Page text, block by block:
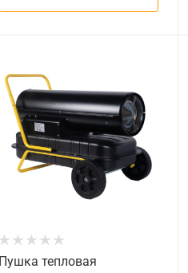
Пушка тепловая